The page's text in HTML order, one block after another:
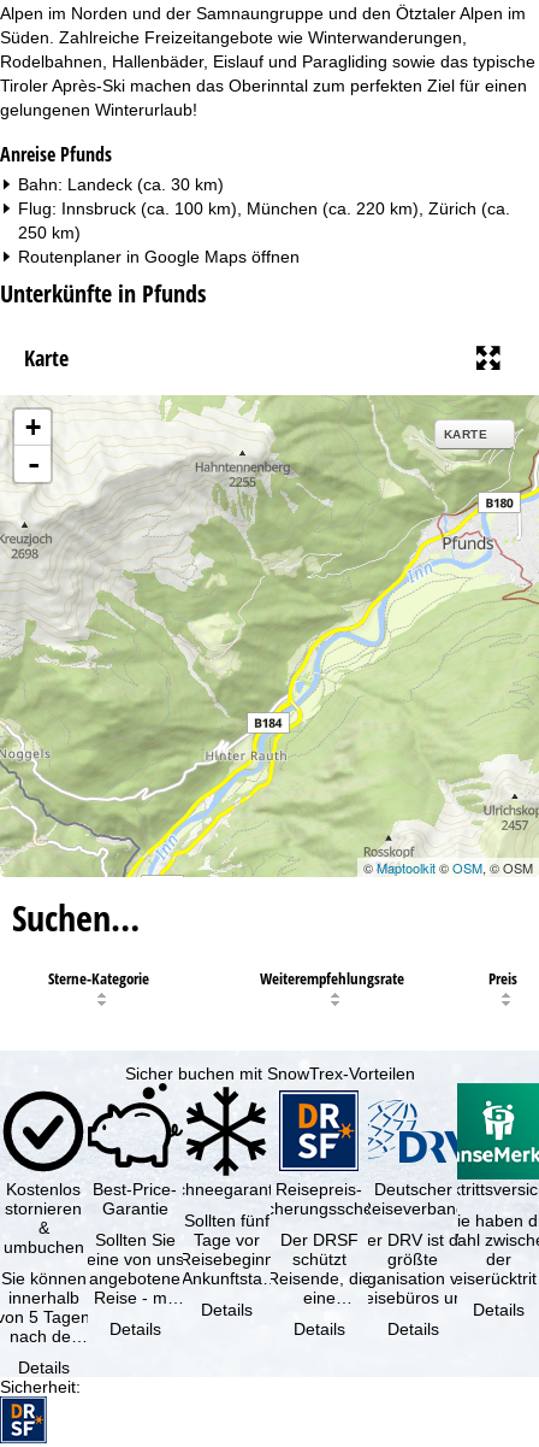
Alpen im Norden und der Samnaungruppe und den Ötztaler Alpen im
Süden. Zahlreiche Freizeitangebote wie Winterwanderungen,
Rodelbahnen, Hallenbäder, Eislauf und Paragliding sowie das typische
Tiroler Après-Ski machen das Oberinntal zum perfekten Ziel für einen
gelungenen Winterurlaub!
Anreise Pfunds
Bahn: Landeck (ca. 30 km)
Flug: Innsbruck (ca. 100 km), München (ca. 220 km), Zürich (ca.
250 km)
Routenplaner in Google Maps öffnen
Unterkünfte in Pfunds
Karte
+
-
KARTE
©Maptoolkit©OSM, © OSM
Suchen…
Sterne-Kategorie Weiterempfehlungsrate Preis
Sicher buchen mit SnowTrex-Vorteilen
Kostenlos
stornieren
&
umbuchen
Sie können
innerhalb
5 Tagen
nach der
kostenfrei
…
Details
Best-Price-
Garantie
Sollten Sie
eine von uns
angebotene
Reise - mit
Leistung und
Details
Schneegarantie
Sollten fünf
Tage vor
Reisebeginn
(Ankunftstag)
aufgrund von
Schneemangel
Details
Reisepreis-
Sicherungsschein
Der DRSF
schützt
Reisende, die
eine
oder
Details
Deutscher
Reiseverband
Der DRV ist die
größte
Organisation von
Reisebüros und
Reiseveranstaltern
in …
Details
Sie haben
Wahl
der
(inklusive
Details
Sicherheit: